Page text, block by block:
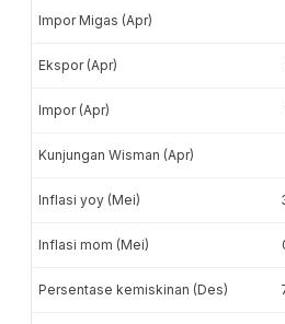
Impor Migas (Apr)
Ekspor (Apr)
Impor (Apr)
Kunjungan Wisman (Apr)
Inflasi yoy (Mei)
Inflasi mom (Mei)
Persentase kemiskinan (Des)